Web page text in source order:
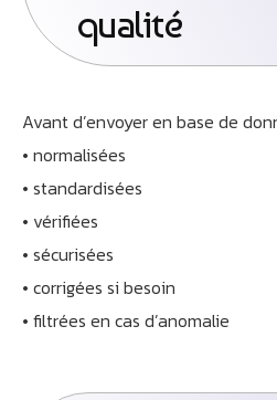
qualité
Avant d’envoyer en base de
• normalisées
• standardisées
• vérifiées
• sécurisées
• corrigées si besoin
• filtrées en cas d’anomalie